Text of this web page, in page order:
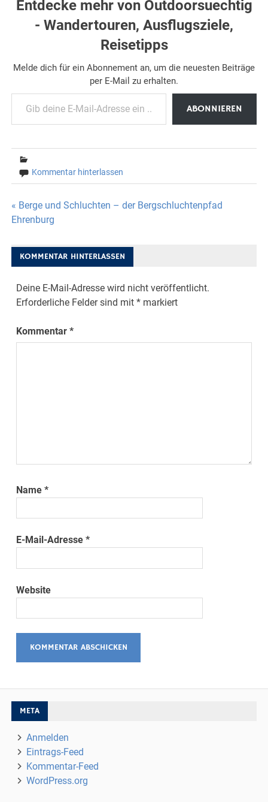
Entdecke mehr von Outdoorsuechtig
- Wandertouren, Ausflugsziele,
Reisetipps
Melde dich für ein Abonnement an, um die neuesten Beiträge
per E-Mail zu erhalten.
Gib deine E-Mail-Adresse ein ...
ABONNIEREN
Kommentar hinterlassen
Beitragsnavigation
« Berge und Schluchten – der Bergschluchtenpfad
Ehrenburg
KOMMENTAR HINTERLASSEN
Deine E-Mail-Adresse wird nicht veröffentlicht.
Erforderliche Felder sind mit* markiert
Kommentar*
Name*
E-Mail-Adresse*
Website
META
Anmelden
Eintrags-Feed
Kommentar-Feed
WordPress.org